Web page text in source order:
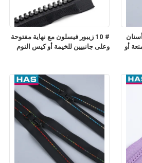
# 10 زيبور فيسلون مع نهاية مفتوحة
وعلى جانبيين للخيمة أو كيس النوم
أو